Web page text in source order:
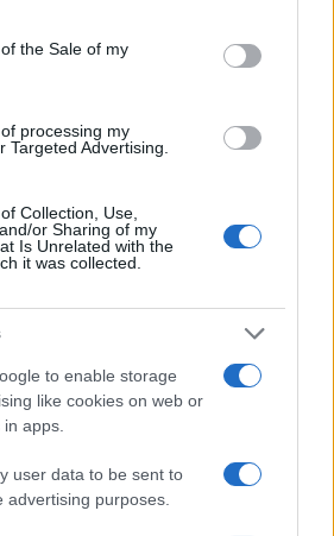
specified purposes in below Google
the Sale of my
processing my
Targeted Advertising.
Collection, Use,
or Sharing of my
Is Unrelated with the
it was collected.
to enable storage
like cookies on web or
apps.
user data to be sent to
advertising purposes.
Σε κινεζική… πολιορκία η
την κορυφή της
5-
τους Ουάσινγκτον Μίστικς
(vid)